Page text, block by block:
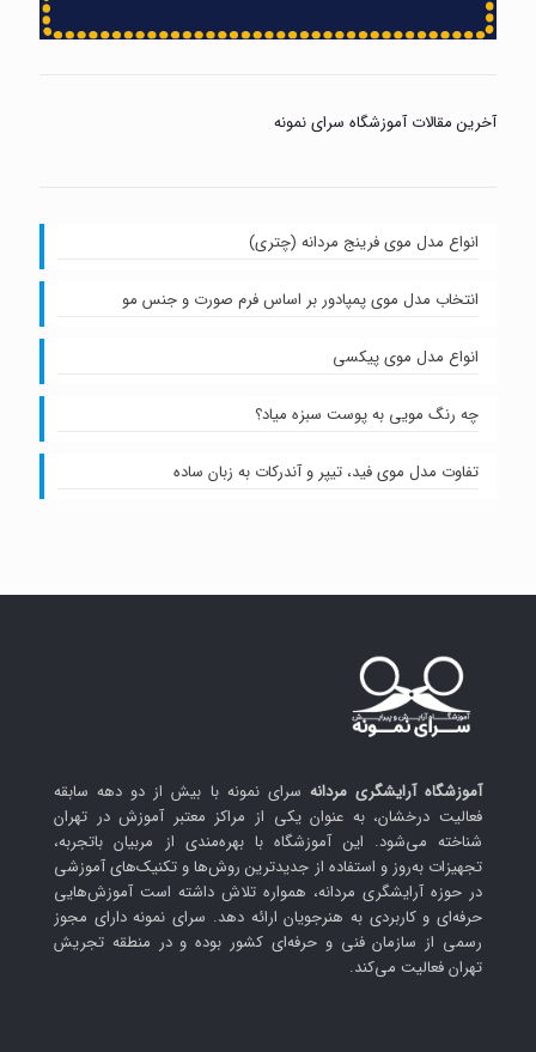
آخرین مقالات آموزشگاه سرای نمونه
انواع مدل موی فرینج مردانه (چتری)
انتخاب مدل موی پمپادور بر اساس فرم صورت و جنس مو
انواع مدل موی پیکسی
چه رنگ مویی به پوست سبزه میاد؟
تفاوت مدل موی فید، تیپر و آندرکات به زبان ساده
آموزشگاه آرایشگری مردانه سرای نمونه با بیش از دو دهه سابقه
فعالیت درخشان، به عنوان یکی از مراکز معتبر آموزش در تهران
شناخته می‌شود. این آموزشگاه با بهره‌مندی از مربیان باتجربه،
تجهیزات به‌روز و استفاده از جدیدترین روش‌ها و تکنیک‌های آموزشی
در حوزه آرایشگری مردانه، همواره تلاش داشته است آموزش‌هایی
حرفه‌ای و کاربردی به هنرجویان ارائه دهد. سرای نمونه دارای مجوز
رسمی از سازمان فنی و حرفه‌ای کشور بوده و در منطقه تجریش
تهران فعالیت می‌کند.